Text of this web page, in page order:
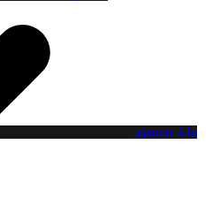
ajouter à la